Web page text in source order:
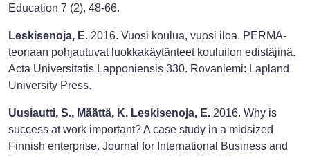
Education 7 (2), 48-66.
Leskisenoja, E. 2016. Vuosi koulua, vuosi iloa. PERMA-
teoriaan pohjautuvat luokkakäytänteet kouluilon edistäjinä.
Acta Universitatis Lapponiensis 330. Rovaniemi: Lapland
University Press.
Uusiautti, S., Määttä, K. Leskisenoja, E. 2016. Why is
success at work important? A case study in a midsized
Finnish enterprise. Journal for International Business and